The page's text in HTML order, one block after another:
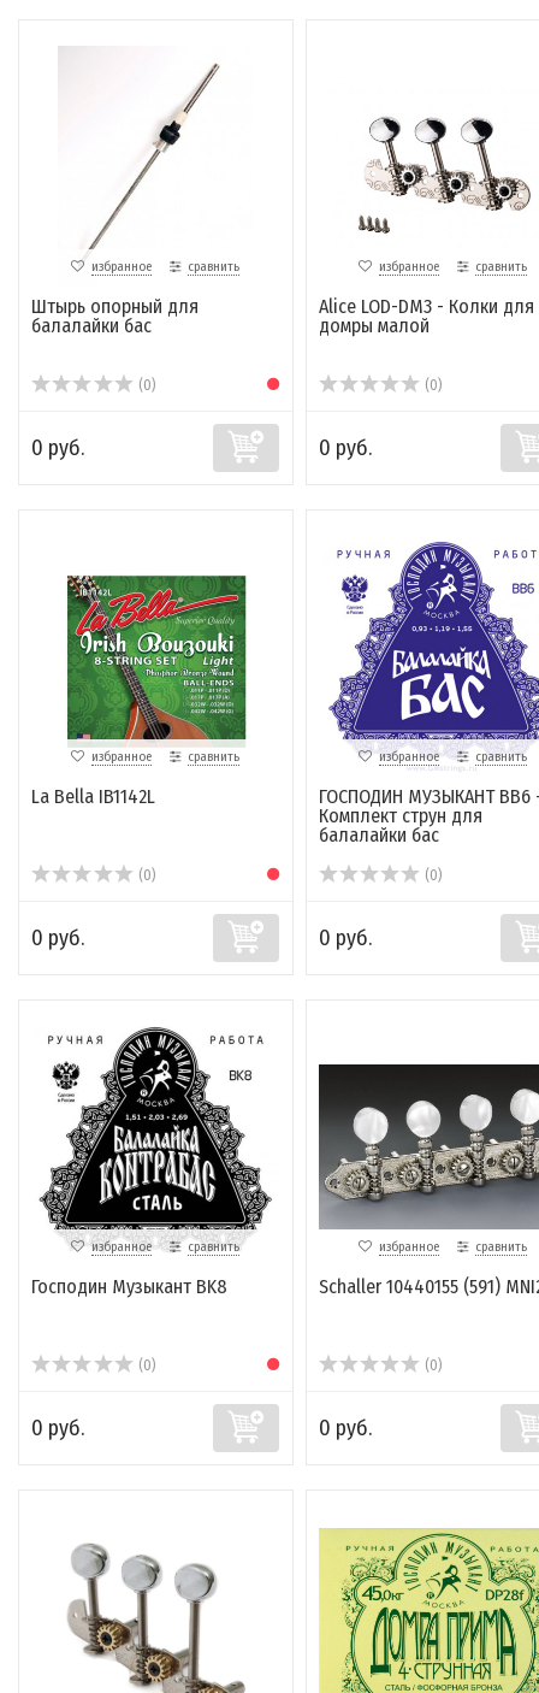
избранное сравнить
Штырь опорный для
балалайки бас
(0)
0 руб.
избранное сравнить
Alice LOD-DM3 - Колки для
домры малой
(0)
0 руб.
избранное сравнить
La Bella IB1142L
(0)
0 руб.
избранное сравнить
ГОСПОДИН МУЗЫКАНТ BB6
Комплект струн для
балалайки бас
(0)
0 руб.
избранное сравнить
Господин Музыкант BK8
(0)
0 руб.
избранное сравнить
Schaller 10440155 (591)
(0)
0 руб.